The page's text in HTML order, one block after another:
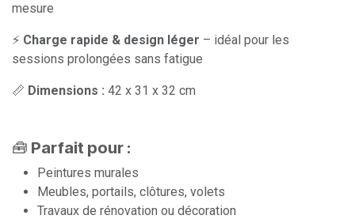
mesure
⚡ Charge rapide & design léger – idéal pour les
sessions prolongées sans fatigue
📏 Dimensions : 42 x 31 x 32 cm
🧰 Parfait pour :
Peintures murales
Meubles, portails, clôtures, volets
Travaux de rénovation ou décoration